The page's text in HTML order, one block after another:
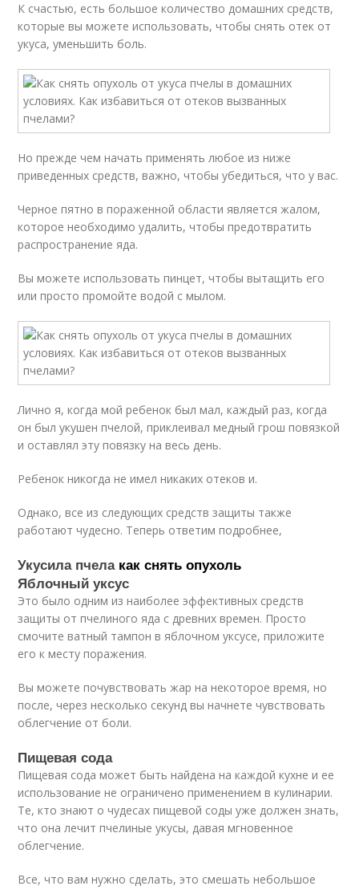
К счастью, есть большое количество домашних средств,
которые вы можете использовать, чтобы снять отек от
укуса, уменьшить боль.
Но прежде чем начать применять любое из ниже
приведенных средств, важно, чтобы убедиться, что у вас.
Черное пятно в пораженной области является жалом,
которое необходимо удалить, чтобы предотвратить
распространение яда.
Вы можете использовать пинцет, чтобы вытащить его
или просто промойте водой с мылом.
Лично я, когда мой ребенок был мал, каждый раз, когда
он был укушен пчелой, приклеивал медный грош повязкой
и оставлял эту повязку на весь день.
Ребенок никогда не имел никаких отеков и.
Однако, все из следующих средств защиты также
работают чудесно. Теперь ответим подробнее,
Укусила пчела как снять опухоль
Яблочный уксус
Это было одним из наиболее эффективных средств
защиты от пчелиного яда с древних времен. Просто
смочите ватный тампон в яблочном уксусе, приложите
его к месту поражения.
Вы можете почувствовать жар на некоторое время, но
после, через несколько секунд вы начнете чувствовать
облегчение от боли.
Пищевая сода
Пищевая сода может быть найдена на каждой кухне и ее
использование не ограничено применением в кулинарии.
Те, кто знают о чудесах пищевой соды уже должен знать,
что она лечит пчелиные укусы, давая мгновенное
облегчение.
Все, что вам нужно сделать, это смешать небольшое